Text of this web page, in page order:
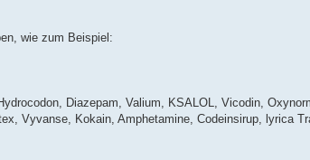
wie zum Beispiel:
Diazepam, Valium, KSALOL, Vicodin,
Vyvanse, Kokain, Amphetamine, Codeinsirup, lyrica